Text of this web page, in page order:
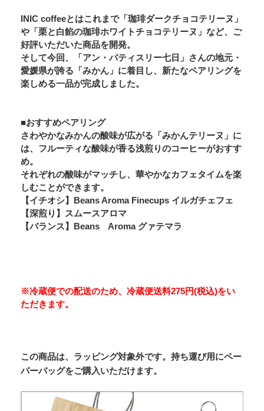
INIC coffeeとはこれまで「珈琲ダークチョコテリーヌ」
や「栗と白餡の珈琲ホワイトチョコテリーヌ」など、ご
好評いただいた商品を開発。
そして今回、「アン・パティスリー七日」さんの地元・
愛媛県が誇る「みかん」に着目し、新たなペアリングを
楽しめる一品が完成しました。
■おすすめペアリング
さわやかなみかんの酸味が広がる「みかんテリーヌ」に
は、フルーティな酸味が香る浅煎りのコーヒーがおすす
め。
それぞれの酸味がマッチし、華やかなカフェタイムを楽
しむことができます。
【イチオシ】Beans Aroma Finecups イルガチェフェ
【深煎り】スムースアロマ
【バランス】Beans Aroma グァテマラ
※冷蔵便での配送のため、冷蔵便送料275円(税込)をい
ただきます。
この商品は、ラッピング対象外です。持ち運び用にペー
パーバッグをご購入いただけます。